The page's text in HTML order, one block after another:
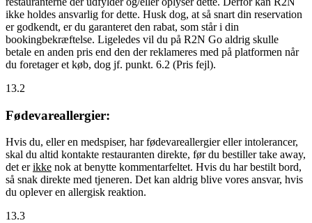
ikke holdes ansvarlig for dette. Husk dog, at så snart din reservation
er godkendt, er du garanteret den rabat, som står i din
bookingbekræftelse. Ligeledes vil du på R2N Go aldrig skulle
betale en anden pris end den der reklameres med på platformen når
du foretager et køb, dog jf. punkt. 6.2 (Pris fejl).
13.2
Fødevareallergier:
Hvis du, eller en medspiser, har fødevareallergier eller intolerancer,
skal du altid kontakte restauranten direkte, før du bestiller take away,
det erikke nok at benytte kommentarfeltet. Hvis du har bestilt bord,
så snak direkte med tjeneren. Det kan aldrig blive vores ansvar, hvis
du oplever en allergisk reaktion.
13.3